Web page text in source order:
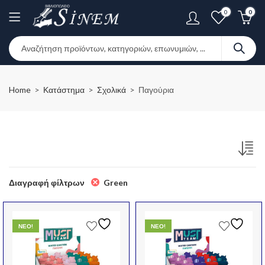
0 0
Home Κατάστημα Σχολικά Παγούρια
Διαγραφή φίλτρων Green
ΝΕΟ! ΝΕΟ!